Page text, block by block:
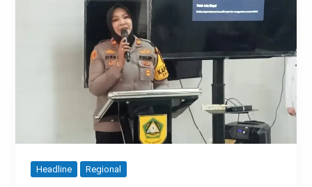
Headline Regional